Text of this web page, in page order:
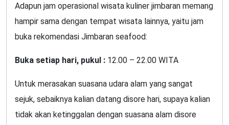
Adapun jam operasional wisata kuliner jimbaran memang
hampir sama dengan tempat wisata lainnya, yaitu jam
buka rekomendasi Jimbaran seafood:
Buka setiap hari, pukul : 12.00 – 22.00 WITA
Untuk merasakan suasana udara alam yang sangat
sejuk, sebaiknya kalian datang disore hari, supaya kalian
tidak akan ketinggalan dengan suasana alam disore